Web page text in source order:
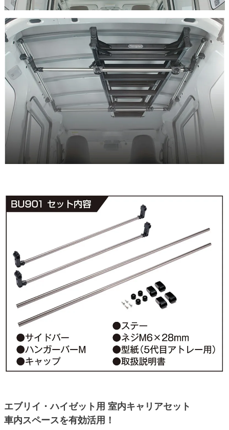
エブリイ・ハイゼット用 室内キャリアセット
車内スペースを有効活用！